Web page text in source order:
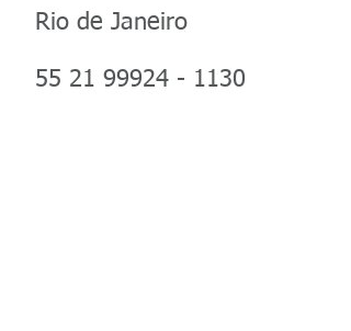
Rio de Janeiro
55 21 99924 - 1130